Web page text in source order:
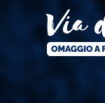
contenuto
principale